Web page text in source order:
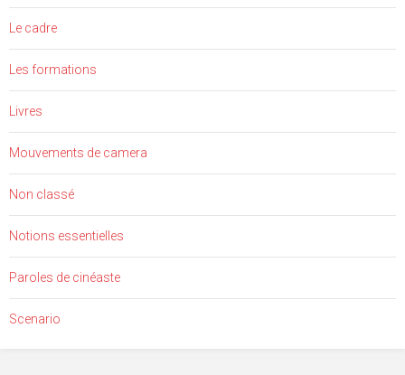
Le cadre
Les formations
Livres
Mouvements de camera
Non classé
Notions essentielles
Paroles de cinéaste
Scenario